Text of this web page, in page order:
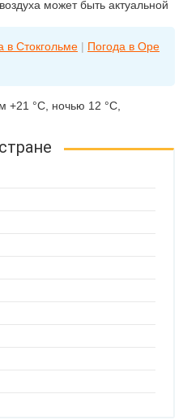
может быть актуальной
в Стокгольме | Погода в Оре
+21 °C, ночью 12 °C,